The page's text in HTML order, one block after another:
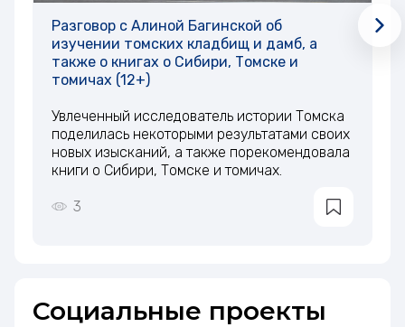
Разговор с Алиной Багинской об
изучении томских кладбищ и дамб, а
также о книгах о Сибири, Томске и
томичах (12+)
Увлеченный исследователь истории Томска
поделилась некоторыми результатами своих
новых изысканий, а также порекомендовала
книги о Сибири, Томске и томичах.
3
Социальные проекты